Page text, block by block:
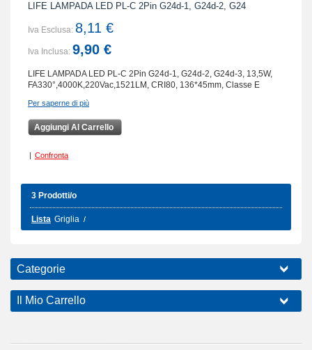
LIFE LAMPADA LED PL-C 2Pin G24d-1, G24d-2, G24
Iva Esclusa: 8,11 €
Iva Inclusa: 9,90 €
LIFE LAMPADA LED PL-C 2Pin G24d-1, G24d-2, G24d-3, 13,5W,
FA330°,4000K,220Vac,1521LM, CRI80, 136*45mm, Classe E
Per saperne di più
Aggiungi Al Carrello
| Confronta
3 Prodotti/o
Lista Griglia
Categorie
Il Mio Carrello